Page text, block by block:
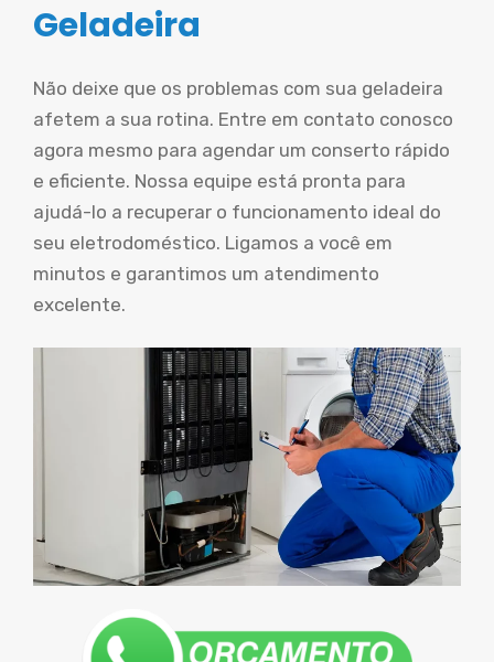
Geladeira
Não deixe que os problemas com sua geladeira
afetem a sua rotina. Entre em contato conosco
agora mesmo para agendar um conserto rápido
e eficiente. Nossa equipe está pronta para
ajudá-lo a recuperar o funcionamento ideal do
seu eletrodoméstico. Ligamos a você em
minutos e garantimos um atendimento
excelente.